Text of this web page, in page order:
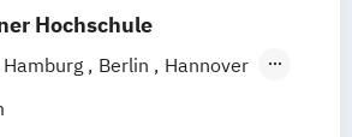
Hochschule
Hamburg Berlin
Hannover